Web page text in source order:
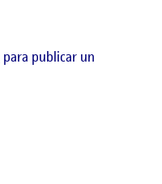
para publicar un